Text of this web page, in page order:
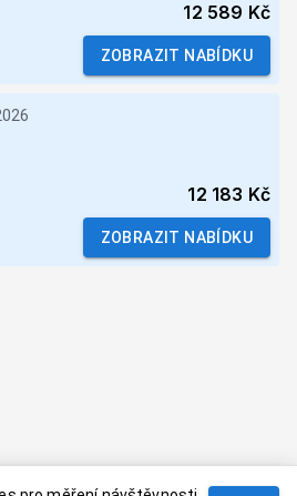
12 589 Kč
ZOBRAZIT NABÍDKU
12 183 Kč
ZOBRAZIT NABÍDKU